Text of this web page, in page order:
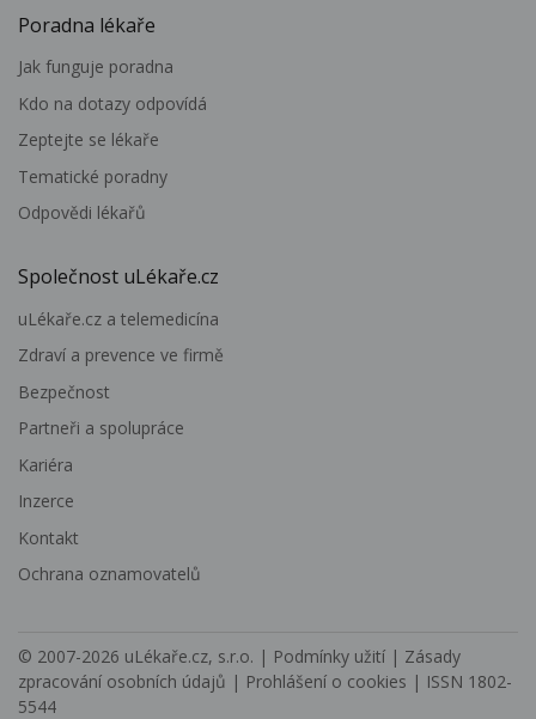
Poradna lékaře
Jak funguje poradna
Kdo na dotazy odpovídá
Zeptejte se lékaře
Tematické poradny
Odpovědi lékařů
Společnost uLékaře.cz
uLékaře.cz a telemedicína
Zdraví a prevence ve firmě
Bezpečnost
Partneři a spolupráce
Kariéra
Inzerce
Kontakt
Ochrana oznamovatelů
© 2007-2026 uLékaře.cz, s.r.o. | Podmínky užití | Zásady
zpracování osobních údajů | Prohlášení o cookies | ISSN 1802-
5544